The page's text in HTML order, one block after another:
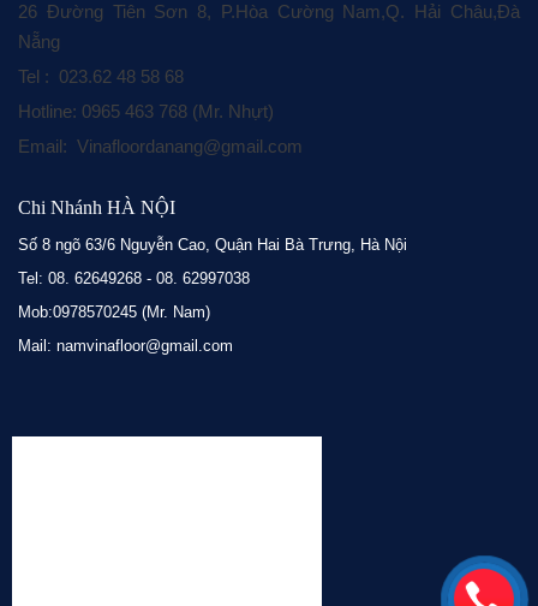
26 Đường Tiên Sơn 8, P.Hòa Cường Nam,Q. Hải Châu,Đà
Nẵng
Tel : 023.62 48 58 68
Hotline: 0965 463 768 (Mr. Nhựt)
Email: Vinafloordanang@gmail.com
Chi Nhánh HÀ NỘI
Số 8 ngõ 63/6 Nguyễn Cao, Quận Hai Bà Trưng, Hà Nội
Tel: 08. 62649268 - 08. 62997038
Mob:0978570245 (Mr. Nam)
Mail: namvinafloor@gmail.com